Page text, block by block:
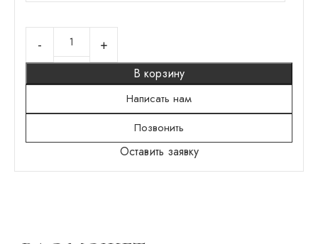
В корзину
Написать нам
Позвонить
Оставить заявку